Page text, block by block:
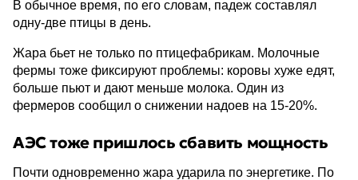
В обычное время, по его словам, падеж составлял
одну-две птицы в день.
Жара бьет не только по птицефабрикам. Молочные
фермы тоже фиксируют проблемы: коровы хуже едят,
больше пьют и дают меньше молока. Один из
фермеров сообщил о снижении надоев на 15-20%.
АЭС тоже пришлось сбавить мощность
Почти одновременно жара ударила по энергетике. По